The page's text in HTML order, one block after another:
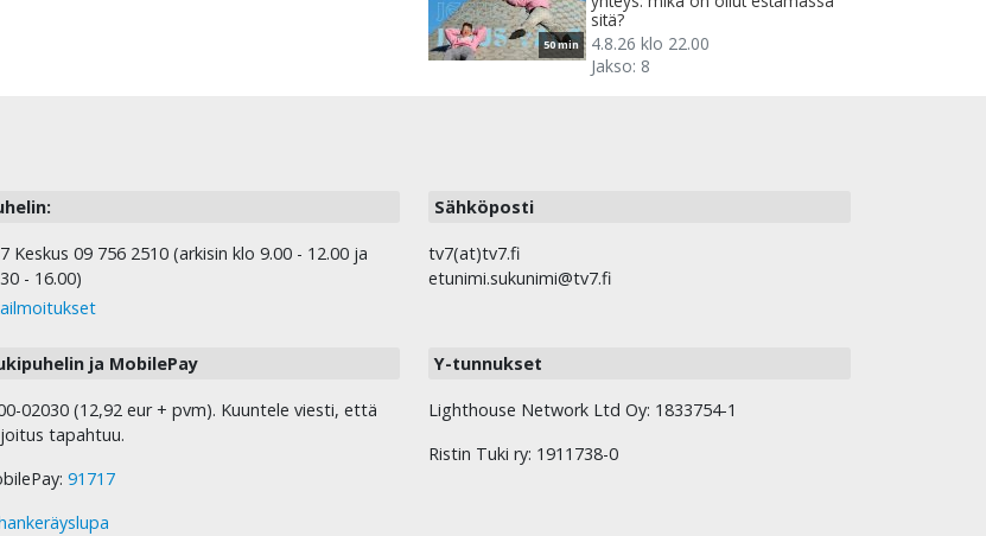
50 min
sitä?
4.8.26 klo 22.00
Jakso: 8
Keskus 09 756 2510 (arkisin klo 9.00 - 12.00 ja
- 16.00)
Sähköposti
tv7(at)tv7.fi
etunimi.sukunimi@tv7.fi
ja MobilePay
02030 (12,92 eur + pvm). Kuuntele viesti, että
tapahtuu.
91717
Y-tunnukset
Lighthouse Network Ltd Oy: 1833754-1
Ristin Tuki ry: 1911738-0